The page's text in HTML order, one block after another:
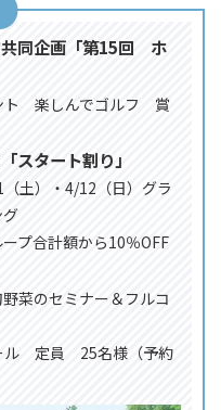
共同企画「第15回 ホ
ト 楽しんでゴルフ 賞
スタート割り」
土）・4/12（日）グラ
プ合計額から10％OFF
菜のセミナー＆フルコ
ル 定員 25名様（予約